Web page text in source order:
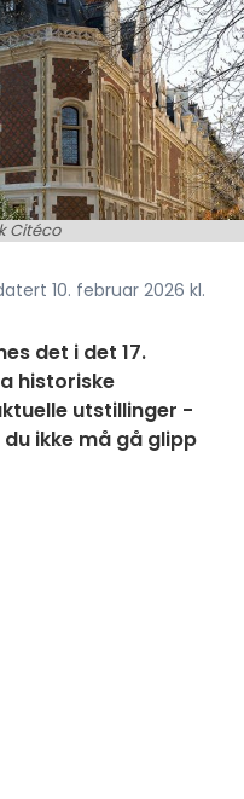
Citéco
10. februar 2026 kl.
det i det 17.
historiske
utstillinger -
ikke må gå glipp